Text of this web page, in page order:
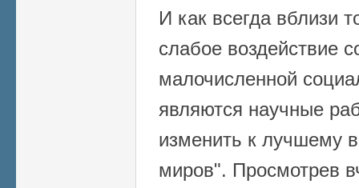
И как всегда вблизи
слабое воздействие
малочисленной
являются научные
изменить к лучшему
миров". Просмотрев